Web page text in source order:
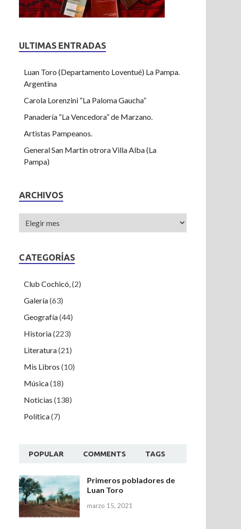
ULTIMAS ENTRADAS
Luan Toro (Departamento Loventué) La Pampa.
Argentina
Carola Lorenzini “La Paloma Gaucha”
Panadería “La Vencedora” de Marzano.
Artistas Pampeanos.
General San Martin otrora Villa Alba (La
Pampa)
ARCHIVOS
CATEGORÍAS
Club Cochicó,(2)
Galería(63)
Geografía(44)
Historia(223)
Literatura(21)
Mis Libros (10)
Música(18)
Noticias (138)
Política(7)
POPULAR COMMENTS TAGS
Primeros pobladores de
Luan Toro
marzo 15, 2021